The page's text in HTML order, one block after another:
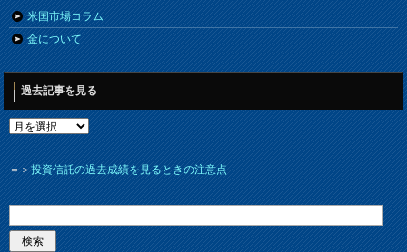
米国市場コラム
金について
過去記事を見る
＝＞投資信託の過去成績を見るときの注意点